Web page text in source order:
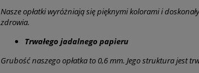
Nasze opłatki wyróżniają się pięknymi kolorami i
zdrowia.
Trwałego jadalnego papieru
Grubość naszego opłatka to 0,6 mm. Jego struktura jest